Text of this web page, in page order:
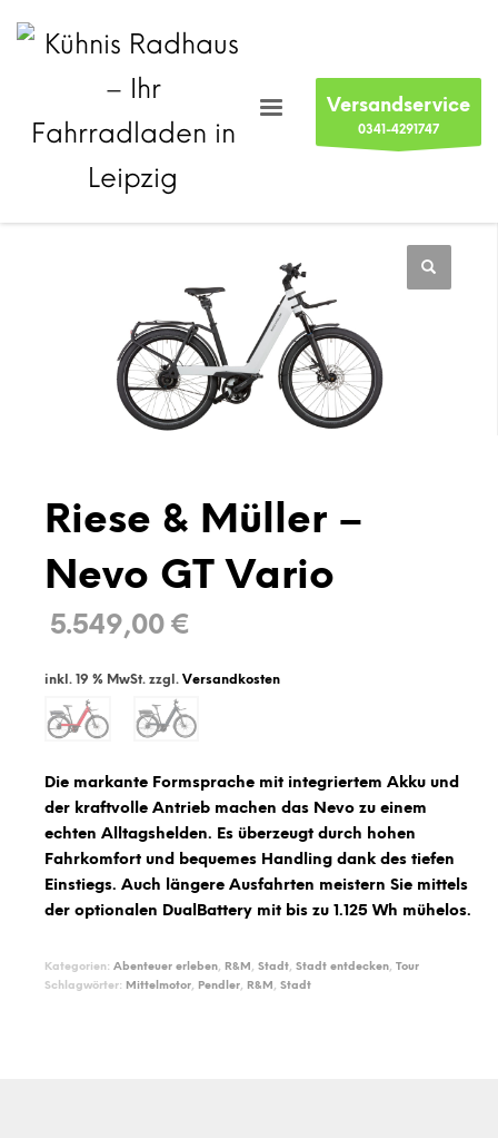
Versandservice
0341-4291747
Riese & Müller –
Nevo GT Vario
5.549,00 €
inkl. 19 % MwSt. zzgl. Versandkosten
Die markante Formsprache mit integriertem Akku und
der kraftvolle Antrieb machen das Nevo zu einem
echten Alltagshelden. Es überzeugt durch hohen
Fahrkomfort und bequemes Handling dank des tiefen
Einstiegs. Auch längere Ausfahrten meistern Sie mittels
der optionalen DualBattery mit bis zu 1.125 Wh mühelos.
Kategorien: Abenteuer erleben, R&M, Stadt, Stadt entdecken, Tour
Schlagwörter: Mittelmotor, Pendler, R&M, Stadt